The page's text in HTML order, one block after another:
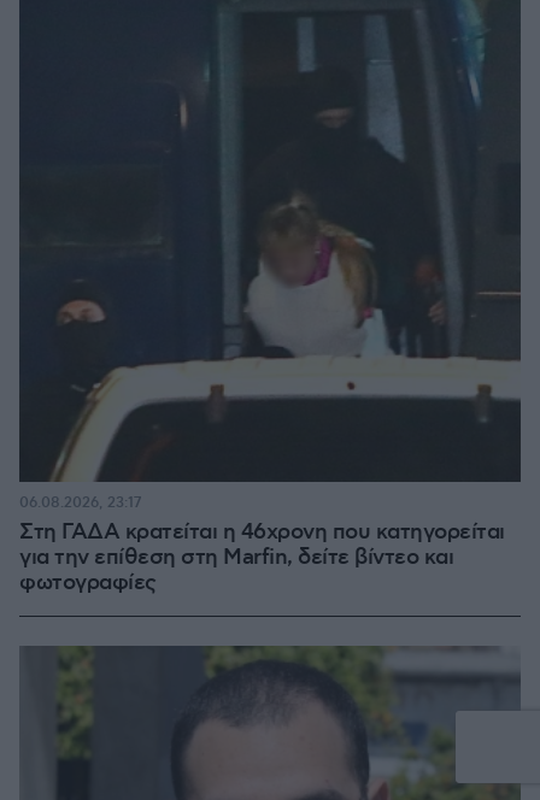
Στη ΓΑΔΑ κρατείται η 46χρονη που κατηγορείται
για την επίθεση στη Marfin, δείτε βίντεο και
φωτογραφίες
06.08.2026, 23:17